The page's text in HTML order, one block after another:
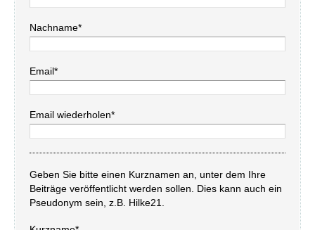
Nachname*
Email*
Email wiederholen*
Geben Sie bitte einen Kurznamen an, unter dem Ihre
Beiträge veröffentlicht werden sollen. Dies kann auch ein
Pseudonym sein, z.B. Hilke21.